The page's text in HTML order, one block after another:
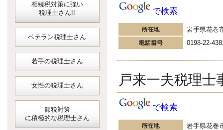
相続税対策に強い
税理士さん!!
ベテラン税理士さん
若手の税理士さん
女性の税理士さん
節税対策
に積極的な税理士さん
で検索
岩手県花巻
0198-22-
戸来一夫税理士
で検索
岩手県花巻